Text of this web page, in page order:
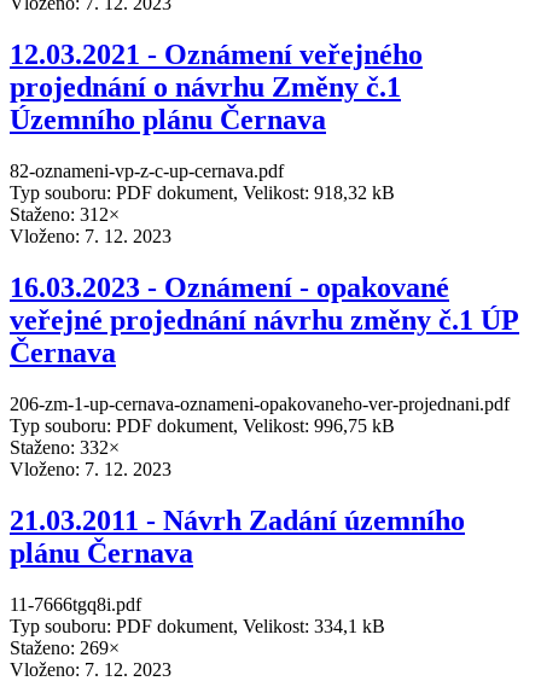
12.03.2021 - Oznámení veřejného
projednání o návrhu Změny č.1
Územního plánu Černava
82-oznameni-vp-z-c-up-cernava.pdf
Typ souboru: PDF dokument, Velikost: 918,32 kB
Staženo: 312×
Vloženo: 7. 12. 2023
16.03.2023 - Oznámení - opakované
veřejné projednání návrhu změny č.1 ÚP
Černava
206-zm-1-up-cernava-oznameni-opakovaneho-ver-projednani.pdf
Typ souboru: PDF dokument, Velikost: 996,75 kB
Staženo: 332×
Vloženo: 7. 12. 2023
21.03.2011 - Návrh Zadání územního
plánu Černava
11-7666tgq8i.pdf
Typ souboru: PDF dokument, Velikost: 334,1 kB
Staženo: 269×
Vloženo: 7. 12. 2023